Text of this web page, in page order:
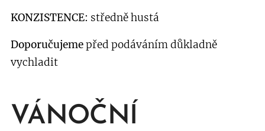
KONZISTENCE: středně hustá
Doporučujemepřed podáváním důkladně
vychladit
VÁNOČNÍ